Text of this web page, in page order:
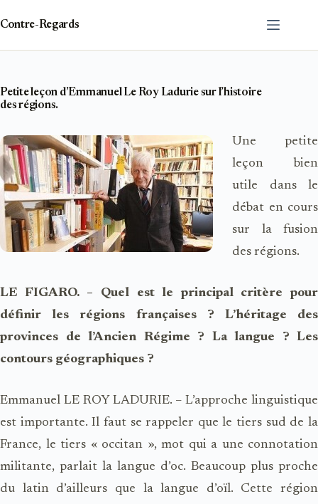
contenu
Contre-Regards
Petite leçon d’Emmanuel Le Roy Ladurie sur l’histoire
des régions.
Une petite
leçon bien
utile dans le
débat en cours
sur la fusion
des régions.
LE FIGARO. – Quel est le principal critère pour
définir les régions françaises ? L’héritage des
provinces de l’Ancien Régime ? La langue ? Les
contours géographiques ?
Emmanuel LE ROY LADURIE. – L’approche linguistique
est importante. Il faut se rappeler que le tiers sud de la
France, le tiers « occitan », mot qui a une connotation
militante, parlait la langue d’oc. Beaucoup plus proche
du latin d’ailleurs que la langue d’oïl. Cette région